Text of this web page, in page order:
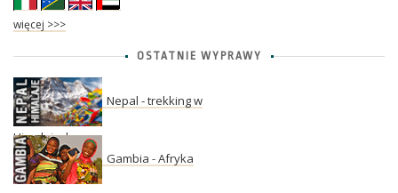
więcej >>>
OSTATNIE WYPRAWY
Nepal - trekking w
Himalajach
Gambia - Afryka